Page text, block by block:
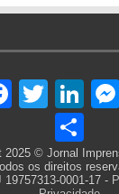
2025 © Jornal
os direitos
19757313-0001-17 -